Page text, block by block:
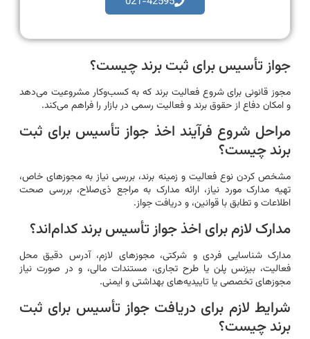
جواز تأسیس برای ثبت برند چیست؟
مجوز قانونی برای شروع فعالیت برند که به کسب‌وکار مشروعیت می‌دهد
و امکان دفاع از حقوق برند و فعالیت رسمی در بازار را فراهم می‌کند.
مراحل شروع فرآیند اخذ جواز تأسیس برای ثبت
برند چیست؟
مشخص کردن نوع فعالیت و زمینه برند، بررسی نیاز به مجوزهای خاص،
تهیه مدارک مورد نیاز، ارائه مدارک به مراجع ذی‌صلاح، بررسی صحت
اطلاعات و تطابق با قوانین، و دریافت جواز.
مدارک لازم برای اخذ جواز تأسیس برند کدام‌اند؟
مدارک شناسایی فردی و شرکتی، مجوزهای لازم، آدرس دقیق محل
فعالیت، بیزنس پلن یا طرح تجاری، مستندات مالی، و در صورت نیاز
مجوزهای تخصصی یا تاییدیه‌های بهداشتی و ایمنی.
شرایط لازم برای دریافت جواز تأسیس برای ثبت
برند چیست؟